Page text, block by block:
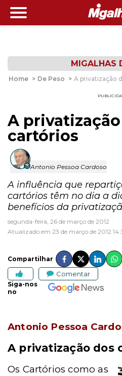
MIGALHAS
Home > De Peso > A privatização
A
cartórios
Antonio Pessoa Cardoso
A influência que
cartórios têm no dia a
benefícios da
segunda-feira, 26 de março de 2012
Atualizado em 23 de março de 2012
Compartilhar
Comentar
Siga-nos
no
Antonio Pessoa
A privatização dos
Os Cartórios como as